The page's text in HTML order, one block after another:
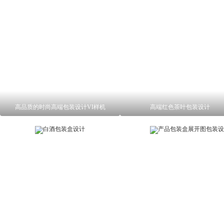
高品质的时尚高端包装设计VI样机 高端红色茶叶包装设计